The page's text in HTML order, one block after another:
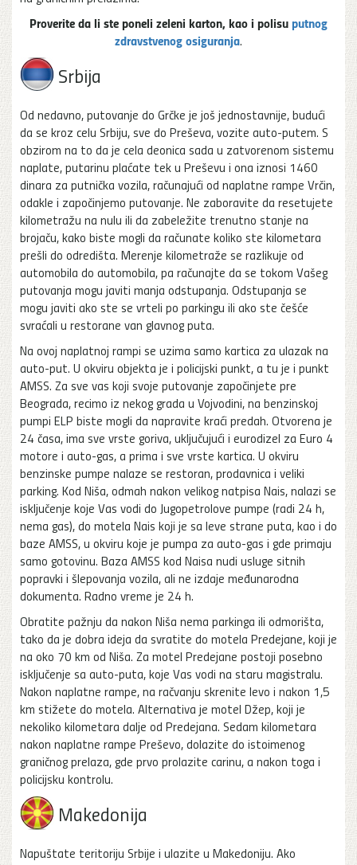
Proverite da li ste poneli zeleni karton, kao i polisuputnog
zdravstvenog osiguranja.
Srbija
Od nedavno, putovanje do Grčke je još jednostavnije, budući
da se kroz celu Srbiju, sve do Preševa, vozite auto-putem. S
obzirom na to da je cela deonica sada u zatvorenom sistemu
naplate, putarinu plaćate tek u Preševu i ona iznosi 1460
dinara za putnička vozila, računajući od naplatne rampe Vrčin,
odakle i započinjemo putovanje. Ne zaboravite da resetujete
kilometražu na nulu ili da zabeležite trenutno stanje na
brojaču, kako biste mogli da računate koliko ste kilometara
prešli do odredišta. Merenje kilometraže se razlikuje od
automobila do automobila, pa računajte da se tokom Vašeg
putovanja mogu javiti manja odstupanja. Odstupanja se
mogu javiti ako ste se vrteli po parkingu ili ako ste češće
svraćali u restorane van glavnog puta.
Na ovoj naplatnoj rampi se uzima samo kartica za ulazak na
auto-put. U okviru objekta je i policijski punkt, a tu je i punkt
AMSS. Za sve vas koji svoje putovanje započinjete pre
Beograda, recimo iz nekog grada u Vojvodini, na benzinskoj
pumpi ELP biste mogli da napravite kraći predah. Otvorena je
24 časa, ima sve vrste goriva, uključujući i eurodizel za Euro 4
motore i auto-gas, a prima i sve vrste kartica. U okviru
benzinske pumpe nalaze se restoran, prodavnica i veliki
parking. Kod Niša, odmah nakon velikog natpisa Nais, nalazi se
isključenje koje Vas vodi do Jugopetrolove pumpe (radi 24 h,
nema gas), do motela Nais koji je sa leve strane puta, kao i do
baze AMSS, u okviru koje je pumpa za auto-gas i gde primaju
samo gotovinu. Baza AMSS kod Naisa nudi usluge sitnih
popravki i šlepovanja vozila, ali ne izdaje međunarodna
dokumenta. Radno vreme je 24 h.
Obratite pažnju da nakon Niša nema parkinga ili odmorišta,
tako da je dobra ideja da svratite do motela Predejane, koji je
na oko 70 km od Niša. Za motel Predejane postoji posebno
isključenje sa auto-puta, koje Vas vodi na staru magistralu.
Nakon naplatne rampe, na račvanju skrenite levo i nakon 1,5
km stižete do motela. Alternativa je motel Džep, koji je
nekoliko kilometara dalje od Predejana. Sedam kilometara
nakon naplatne rampe Preševo, dolazite do istoimenog
graničnog prelaza, gde prvo prolazite carinu, a nakon toga i
policijsku kontrolu.
Makedonija
Napuštate teritoriju Srbije i ulazite u Makedoniju. Ako